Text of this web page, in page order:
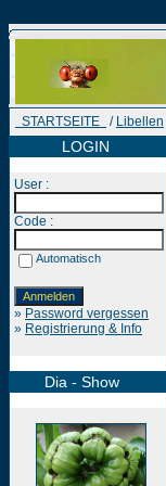
STARTSEITE / Libellen
LOGIN
User :
Code :
Automatisch
» Password vergessen
» Registrierung & Info
Dia - Show